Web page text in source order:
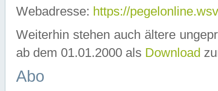
Webadresse: https://
Weiterhin stehen auch ältere
ab dem 01.01.2000 als Download
Abo